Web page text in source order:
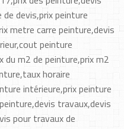
devis,prix peinture
metre carre peinture,devis
peinture
du m2 de peinture,prix m2
horaire
intérieure,prix peinture
travaux,devis
pour travaux de